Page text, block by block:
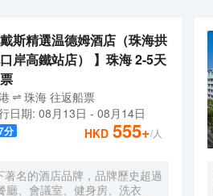
戴斯精選温德姆酒店（珠海拱
岸高鐵站店） 】珠海 2-5天
珠海 往返船票
日期: 08月13日 - 08月14日
分 HKD 555+/人
名的酒店品牌，品牌歷史超過
廳、會議室、健身房、洗衣